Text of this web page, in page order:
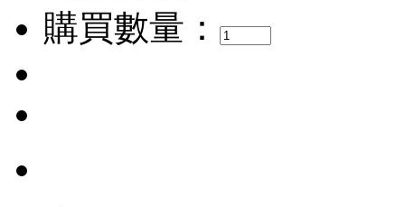
購買數量：